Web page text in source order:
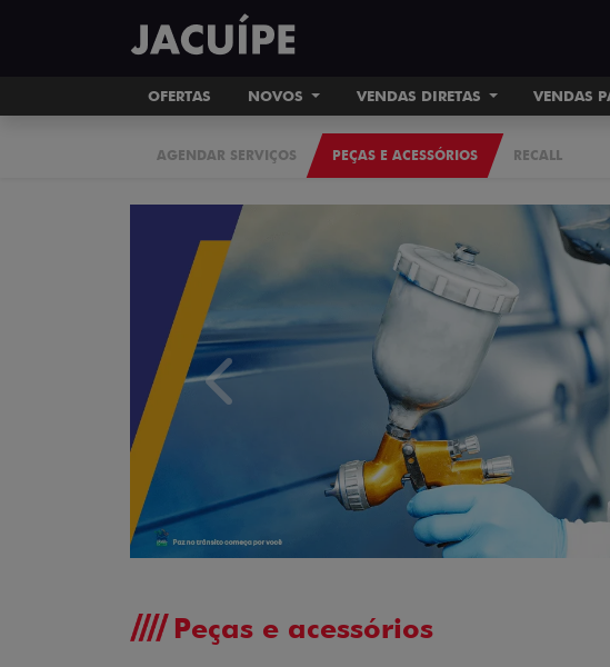
OFERTAS NOVOS VENDAS DIRETAS VENDAS
AGENDAR SERVIÇOS PEÇAS E ACESSÓRIOS RECALL